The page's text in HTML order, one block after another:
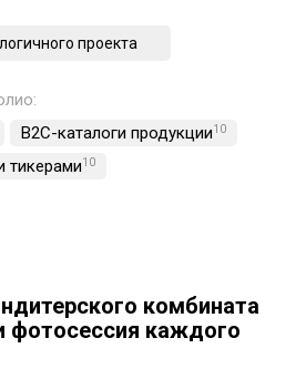
проекта
B2C-каталоги продукции10
тикерами10
комбината
фотосессия каждого